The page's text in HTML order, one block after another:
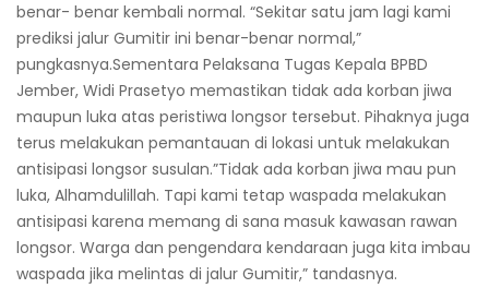
benar- benar kembali normal. “Sekitar satu jam lagi kami
prediksi jalur Gumitir ini benar-benar normal,”
pungkasnya.Sementara Pelaksana Tugas Kepala BPBD
Jember, Widi Prasetyo memastikan tidak ada korban jiwa
maupun luka atas peristiwa longsor tersebut. Pihaknya juga
terus melakukan pemantauan di lokasi untuk melakukan
antisipasi longsor susulan.”Tidak ada korban jiwa mau pun
luka, Alhamdulillah. Tapi kami tetap waspada melakukan
antisipasi karena memang di sana masuk kawasan rawan
longsor. Warga dan pengendara kendaraan juga kita imbau
waspada jika melintas di jalur Gumitir,” tandasnya.